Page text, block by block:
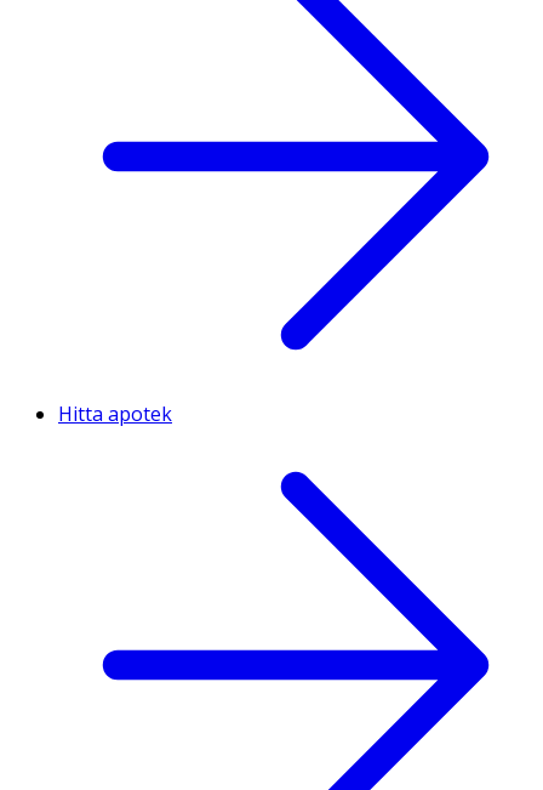
Hitta apotek